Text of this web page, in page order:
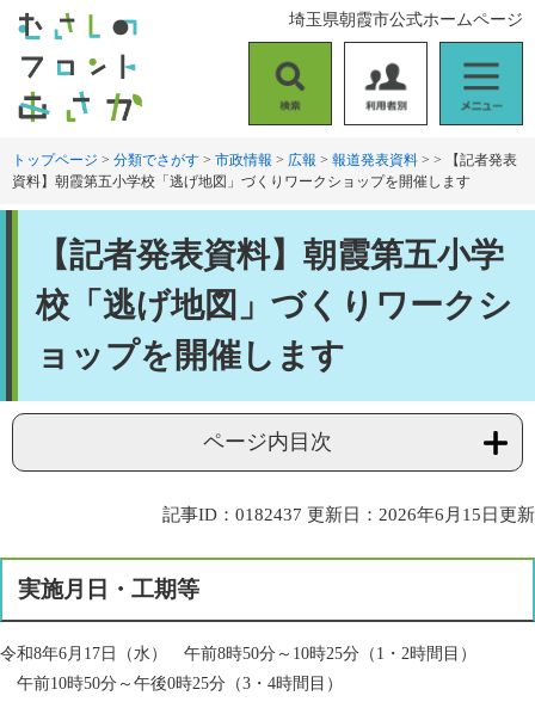
す
。
し
て
索
用
者
別
ニ
ュ
ー
埼玉県朝霞市公式ホームページ
トップページ > 分類でさがす > 市政情報 > 広報 > 報道発表資料 > >
【記者発表
資料】朝霞第五小学校「逃げ地図」づくりワークショップを開催します
【記者発表資料】朝霞第五小学
校「逃げ地図」づくりワークシ
ョップを開催します
ページ内目次
記事ID：0182437 更新日：2026年6月15日更新
実施月日・工期等
令和8年6月17日（水） 午前8時50分～10時25分（1・2時間目）
午前10時50分～午後0時25分（3・4時間目）